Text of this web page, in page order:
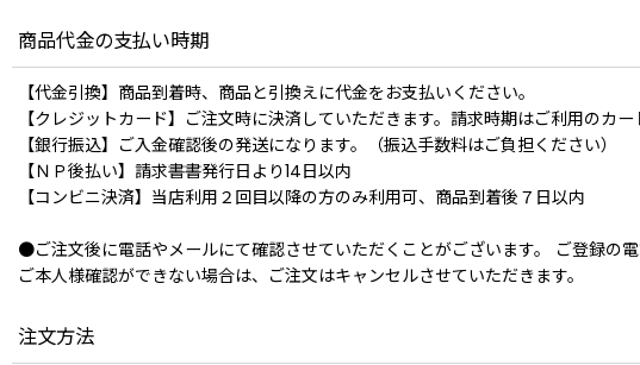
商品代金の支払い時期
【代金引換】商品到着時、商品と引換えに代金をお支払いください。
【クレジットカード】ご注文時に決済していただきます。請求時期はご利用のカー
【銀行振込】ご入金確認後の発送になります。（振込手数料はご負担ください）
【ＮＰ後払い】請求書書発行日より14日以内
【コンビニ決済】当店利用２回目以降の方のみ利用可、商品到着後７日以内
●ご注文後に電話やメールにて確認させていただくことがございます。 ご登録の
ご本人様確認ができない場合は、ご注文はキャンセルさせていただきます。
注文方法